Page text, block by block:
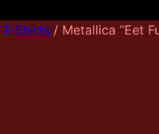
T-Shirts / Metallica ”Eet